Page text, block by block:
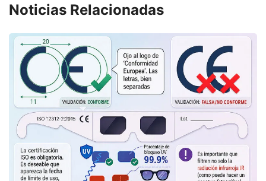
Noticias Relacionadas